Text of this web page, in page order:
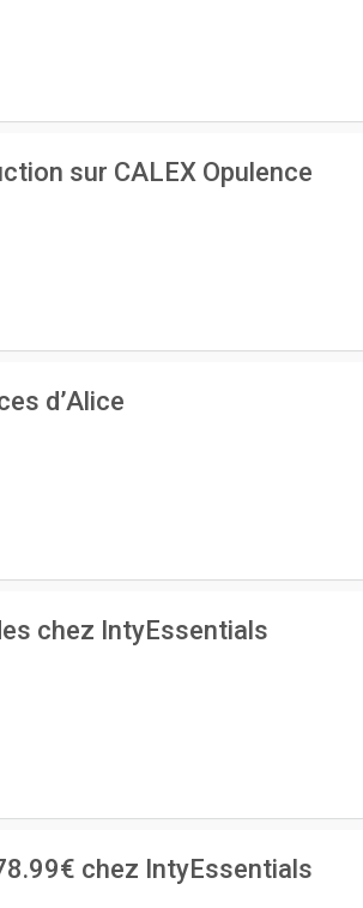
sur CALEX Opulence
d’Alice
chez IntyEssentials
chez IntyEssentials